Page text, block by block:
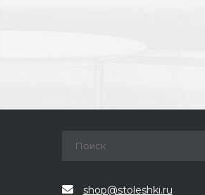
shop@stoleshki.ru